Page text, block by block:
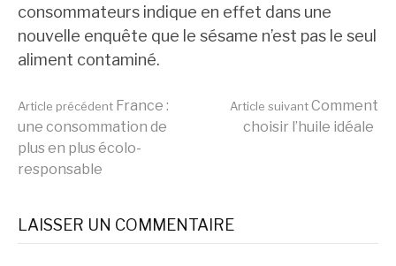
consommateurs indique en effet dans une
nouvelle enquête que le sésame n’est pas le seul
aliment contaminé.
Lire
la
suite
Article précédent France :
une consommation de
plus en plus écolo-
responsable
Article suivantComment
choisir l’huile idéale
LAISSER UN COMMENTAIRE